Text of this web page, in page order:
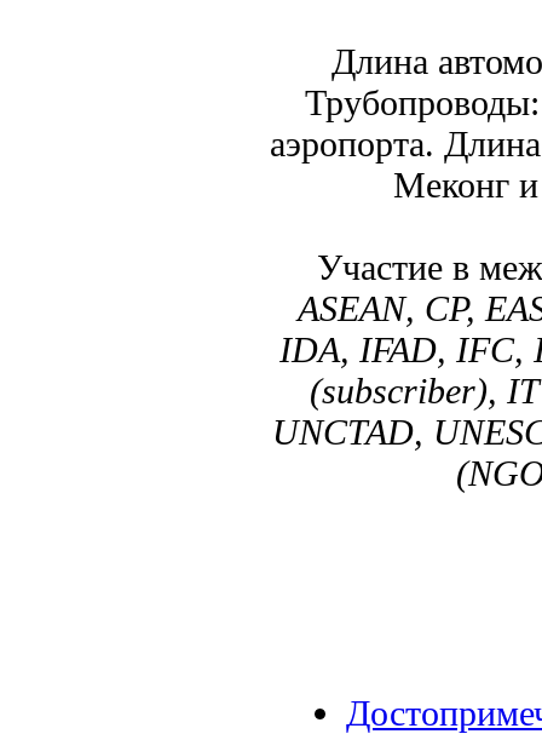
Длина
аэропорта.
Меконг и
Участие в
ASEAN, CP,
IDA, IFAD, IFC,
(subscriber),
UNCTAD,